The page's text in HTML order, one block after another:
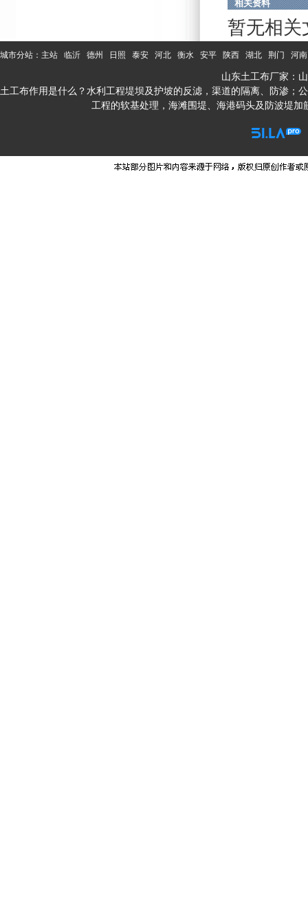
相关资料
暂无相关
城市分站： 主站 临沂 德州 日照 泰安 河北 衡水 安平 陕西 湖北 荆门 河南
山东土工布厂家：
土工布作用是什么？水利工程堤坝及护坡的反滤，渠道的隔离、防渗；
工程的软基处理，海滩围堤、海港码头及防波堤